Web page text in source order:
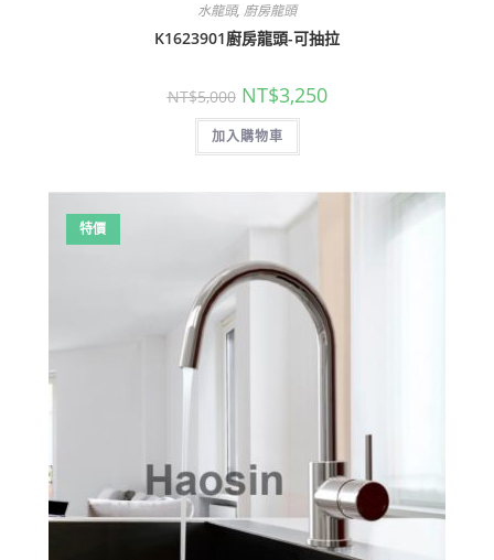
水龍頭, 廚房龍頭
K1623901廚房龍頭-可抽拉
NT$5,000 原
始
價
格：
NT$5,000。
NT$3,250目
前
加入購物車
特價